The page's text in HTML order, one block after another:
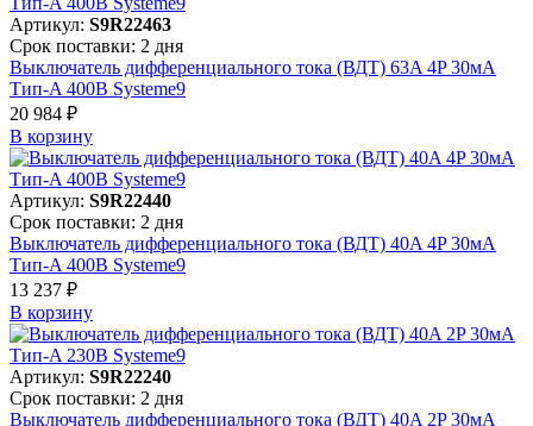
Артикул: S9R22463
Срок поставки: 2 дня
Выключатель дифференциального тока (ВДТ) 63A 4P 30мА
Тип-A 400В Systeme9
20 984 ₽
В корзинy
Артикул: S9R22440
Срок поставки: 2 дня
Выключатель дифференциального тока (ВДТ) 40A 4P 30мА
Тип-A 400В Systeme9
13 237 ₽
В корзинy
Артикул: S9R22240
Срок поставки: 2 дня
Выключатель дифференциального тока (ВДТ) 40A 2P 30мА